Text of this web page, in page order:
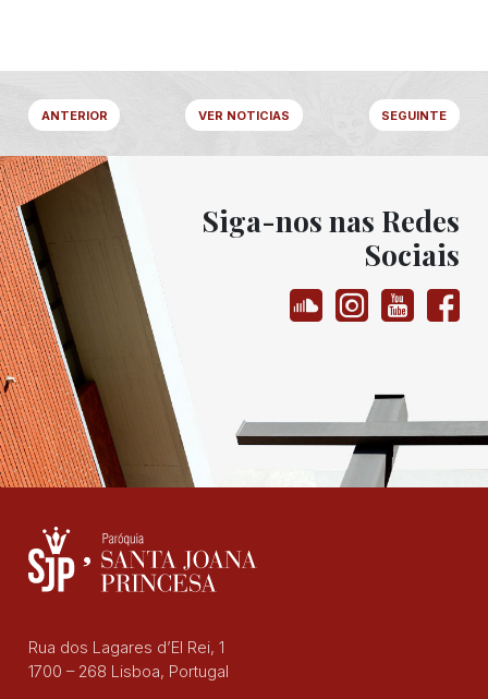
ANTERIOR VER NOTICIAS SEGUINTE
Siga-nos nas Redes
Sociais
Rua dos Lagares d’El Rei, 1
1700 – 268 Lisboa, Portugal